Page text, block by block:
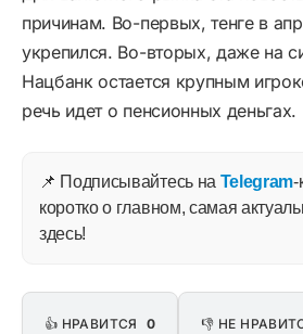
причинам. Во-первых, тенге в
укрепился. Во-вторых, даже на
Нацбанк остается крупным
речь идет о пенсионных деньгах.
📌 Подписывайтесь на Telegram-
коротко о главном, самая
здесь!
👍 НРАВИТСЯ 0 👎 НЕ